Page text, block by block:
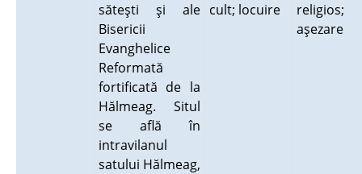
săteşti şi ale
Bisericii
Evanghelice
Reformată
fortificată de la
Hălmeag. Situl
se află în
intravilanul
satului Hălmeag,
cult; locuire
religios;
aşezare